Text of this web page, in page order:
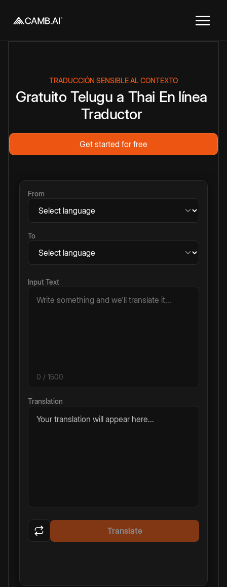
TRADUCCIÓN SENSIBLE AL CONTEXTO
Gratuito Telugu a Thai En línea
Traductor
Get started for free
From
To
Input Text
0 / 1500
Translation
Your translation will appear here...
Translate